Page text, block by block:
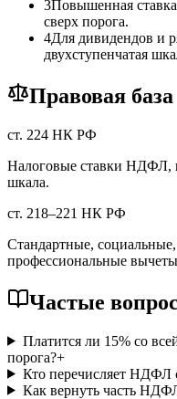
3Повышенная ставка
сверх порога.
4Для дивидендов и
двухступенчатая
Правовая база
ст. 224 НК РФ
Налоговые ставки НДФЛ,
шкала.
ст. 218–221 НК РФ
Стандартные,
профессиональные
Частые
Платится ли 15% со
порога?+
Кто перечисляет НДФЛ
Как вернуть часть